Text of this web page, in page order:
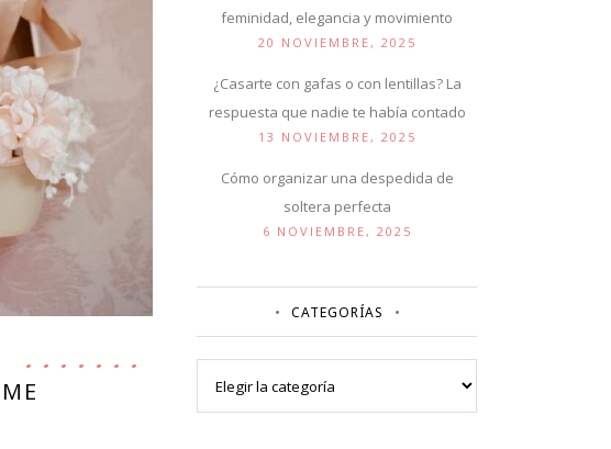
feminidad, elegancia y movimiento
20 NOVIEMBRE, 2025
¿Casarte con gafas o con lentillas? La
respuesta que nadie te había contado
13 NOVIEMBRE, 2025
Cómo organizar una despedida de
soltera perfecta
6 NOVIEMBRE, 2025
CATEGORÍAS